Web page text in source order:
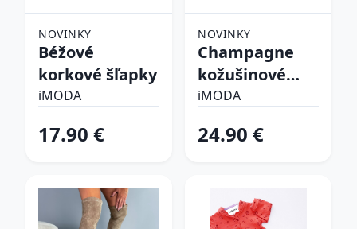
NOVINKY
Béžové
korkové šľapky
iMODA
17.90 €
NOVINKY
Champagne
kožušinové
šľapky
iMODA
24.90 €